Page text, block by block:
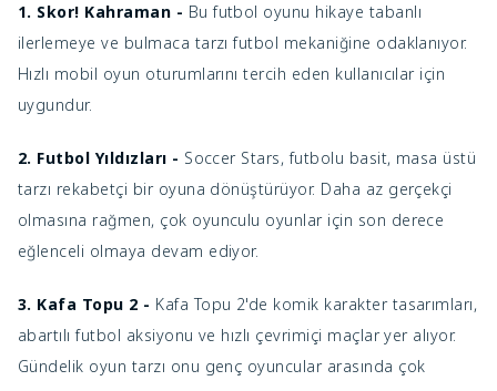
1. Skor! Kahraman - Bu futbol oyunu hikaye tabanlı
ilerlemeye ve bulmaca tarzı futbol mekaniğine odaklanıyor.
Hızlı mobil oyun oturumlarını tercih eden kullanıcılar için
uygundur.
2. Futbol Yıldızları - Soccer Stars, futbolu basit, masa üstü
tarzı rekabetçi bir oyuna dönüştürüyor. Daha az gerçekçi
olmasına rağmen, çok oyunculu oyunlar için son derece
eğlenceli olmaya devam ediyor.
3. Kafa Topu 2 - Kafa Topu 2'de komik karakter tasarımları,
abartılı futbol aksiyonu ve hızlı çevrimiçi maçlar yer alıyor.
Gündelik oyun tarzı onu genç oyuncular arasında çok